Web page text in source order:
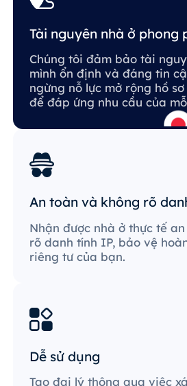
Tài nguyên nhà ở phong
Chúng tôi đảm bảo tài
mình ổn định và đáng tin
ngừng nỗ lực mở rộng hồ
để đáp ứng nhu cầu của
An toàn và không rõ
Nhận được nhà ở thực tế
rõ danh tính IP, bảo vệ
riêng tư của bạn.
Dễ sử dụng
Tạo đại lý thông qua việc